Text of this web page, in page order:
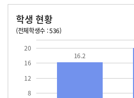
학생 현황
(전체학생수 : 536)
8
12
16
20
16.2